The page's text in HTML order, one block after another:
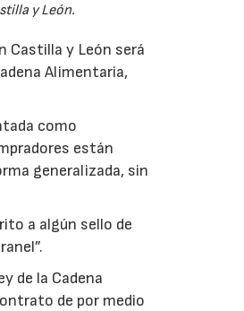
y León.
Castilla y León será
Alimentaria,
como
están
generalizada, sin
a algún sello de
de la Cadena
de por medio